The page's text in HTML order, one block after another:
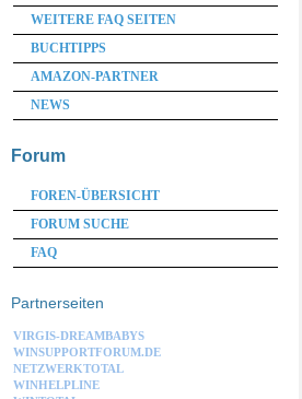
WEITERE FAQ SEITEN
BUCHTIPPS
AMAZON-PARTNER
NEWS
Forum
FOREN-ÜBERSICHT
FORUM SUCHE
FAQ
Partnerseiten
VIRGIS-DREAMBABYS
WINSUPPORTFORUM.DE
NETZWERKTOTAL
WINHELPLINE